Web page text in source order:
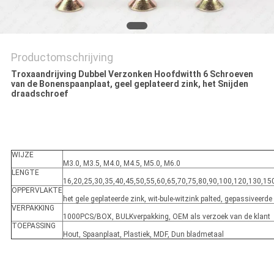
Productomschrijving
Troxaandrijving Dubbel Verzonken Hoofdwitth 6 Schroeven
van de Bonenspaanplaat, geel geplateerd zink, het Snijden
draadschroef
WIJZE
M3.0, M3.5, M4.0, M4.5, M5.0, M6.0
LENGTE
OPPERVLAKTE
het gele geplateerde zink, wit-bule-witzink palted,
VERPAKKING
1000PCS/BOX, BULKverpakking, OEM als verzoek van de klant
TOEPASSING
Hout, Spaanplaat, Plastiek, MDF, Dun bladmetaal